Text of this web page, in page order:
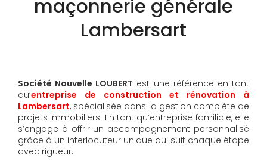
maçonnerie générale
Lambersart
Société Nouvelle LOUBERT est une référence en tant
qu’entreprise de construction et rénovation à
Lambersart, spécialisée dans la gestion complète de
projets immobiliers. En tant qu’entreprise familiale, elle
s’engage à offrir un accompagnement personnalisé
grâce à un interlocuteur unique qui suit chaque étape
avec rigueur.